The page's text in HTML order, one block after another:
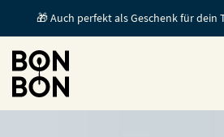
GESCHENKGUTSCHEINE
🎁 Auch perfekt als Geschenk für dein